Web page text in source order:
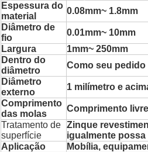
Espessura do
material
0.08mm~ 1.8mm
Diâmetro de
fio
0.01mm~ 10mm
Largura
1mm~ 250mm
Dentro do
diâmetro
Como seu pedido
Diâmetro
externo
1 milímetro e
Comprimento
das molas
Comprimento
Tratamento de
superfície
Zinque
igualmente
Aplicação
Mobília,